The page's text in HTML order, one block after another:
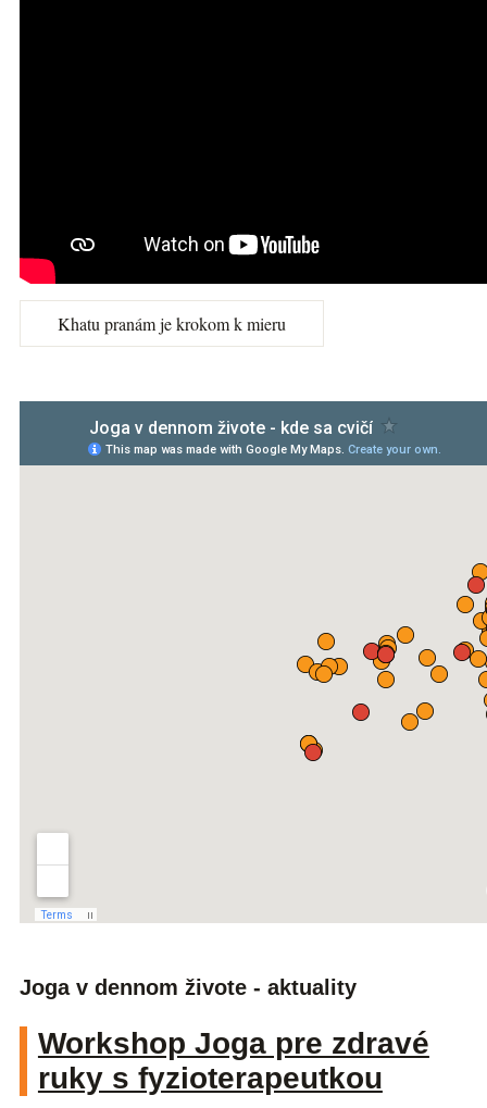
Khatu pranám je krokom k mieru
Joga v dennom živote - aktuality
Workshop Joga pre zdravé
ruky s fyzioterapeutkou